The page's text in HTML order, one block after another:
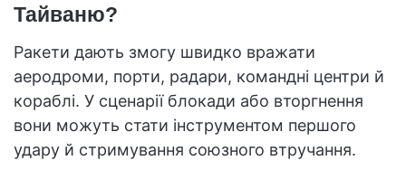
Тайваню?
Ракети дають змогу швидко вражати
аеродроми, порти, радари, командні центри й
кораблі. У сценарії блокади або вторгнення
вони можуть стати інструментом першого
удару й стримування союзного втручання.